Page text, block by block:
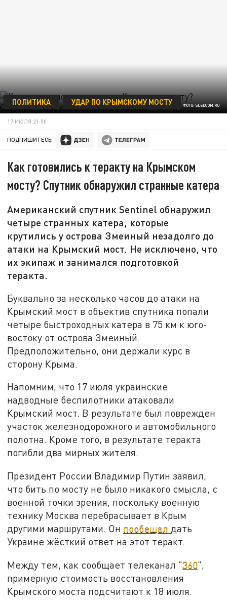
ФОТО: SLEDCOM.RU
ПОЛИТИКА УДАР ПО КРЫМСКОМУ МОСТУ
17 ИЮЛЯ 21:50
ПОДПИШИТЕСЬ:
Как готовились к теракту на Крымском
мосту? Спутник обнаружил странные катера
Американский спутник Sentinel обнаружил
четыре странных катера, которые
крутились у острова Змеиный незадолго до
атаки на Крымский мост. Не исключено, что
их экипаж и занимался подготовкой
теракта.
Буквально за несколько часов до атаки на
Крымский мост в объектив спутника попали
четыре быстроходных катера в 75 км к юго-
востоку от острова Змеиный.
Предположительно, они держали курс в
сторону Крыма.
Напомним, что 17 июля украинские
надводные беспилотники атаковали
Крымский мост. В результате был повреждён
участок железнодорожного и автомобильного
полотна. Кроме того, в результате теракта
погибли два мирных жителя.
Президент России Владимир Путин заявил,
что бить по мосту не было никакого смысла, с
военной точки зрения, поскольку военную
технику Москва перебрасывает в Крым
другими маршрутами. Он пообещал дать
Украине жёсткий ответ на этот теракт.
Между тем, как сообщает телеканал "360",
примерную стоимость восстановления
Крымского моста подсчитают к 18 июля.